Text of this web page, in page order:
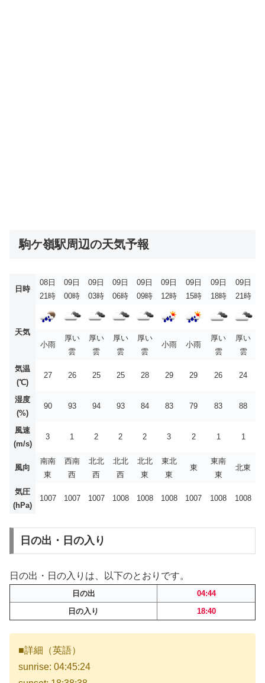
駒ケ嶺駅周辺の天気予報
日時
08日
21時
09日
00時
09日
03時
09日
06時
09日
09時
09日
12時
09日
15時
09日
18時
09日
21時
天気
小雨
厚い
雲
厚い
雲
厚い
雲
厚い
雲
小雨 小雨
厚い
雲
厚い
雲
気温
(℃)
27 26 25 25 28 29 29 26 24
湿度
(%)
90 93 94 93 84 83 79 83 88
風速
(m/s)
3 1 2 2 2 3 2 1 1
風向
南南
東
西南
西
北北
西
北北
西
北北
東
東北
東
東
東南
東
北東
気圧
(hPa)
1007 1007 1007 1008 1008 1008 1007 1008 1008
日の出・日の入り
日の出・日の入りは、以下のとおりです。
日の出
04:44
日の入り
18:40
■詳細（英語）
sunrise: 04:45:24